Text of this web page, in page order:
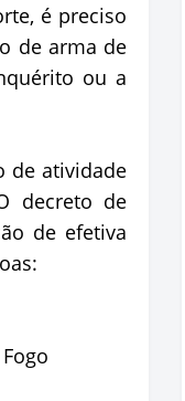
é preciso
de arma de
ou a
de atividade
decreto de
de efetiva